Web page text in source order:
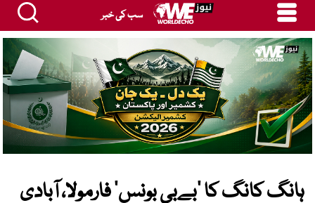
سب کی خبر
ہانگ کانگ کا ’بےبی بونس‘ فارمولا، آبادی